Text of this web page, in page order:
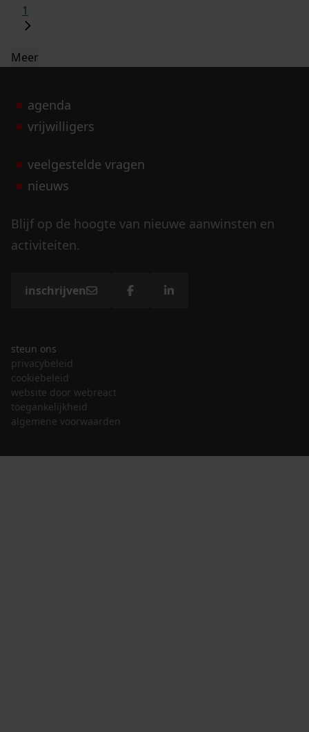
1
Meer
agenda
vrijwilligers
veelgestelde vragen
nieuws
Blijf op de hoogte van nieuwe aanwinsten en
activiteiten.
inschrijven
steun ons
privacybeleid
cookiebeleid
website door webreact
toegankelijkheid
algemene voorwaarden